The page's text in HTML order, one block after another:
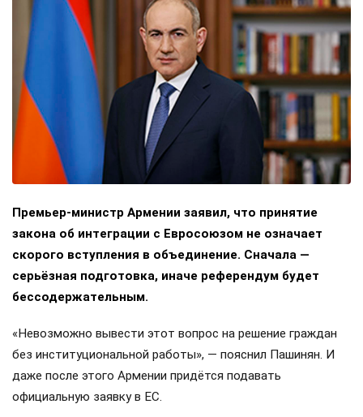
Премьер-министр Армении заявил, что принятие
закона об интеграции с Евросоюзом не означает
скорого вступления в объединение. Сначала —
серьёзная подготовка, иначе референдум будет
бессодержательным.
«Невозможно вывести этот вопрос на решение граждан
без институциональной работы», — пояснил Пашинян. И
даже после этого Армении придётся подавать
официальную заявку в ЕС.